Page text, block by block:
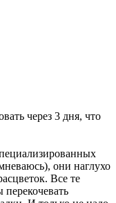
через 3 дня, что
они наглухо
Все те